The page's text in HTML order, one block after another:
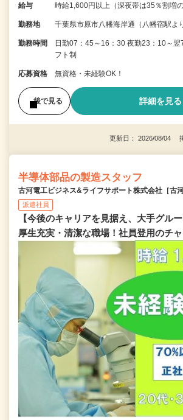
給与 時給1,600円以上（深夜帯は35％割増
勤務地 千葉県市原市八幡海岸通（八幡宿駅よ
勤務時間
日勤07：45～16：30 夜勤23：10～
フト制
応募資格 無資格・未経験OK！
後で見る 詳細を見る
更新日： 2026/08/04
半導体部品の製造スタッフ
古河電工ビジネス&ライフサポート株式会社［古
派遣社員
【今後のキャリアを見据え、大手グル
厚生充実・清潔な職場！社員登用のチャ